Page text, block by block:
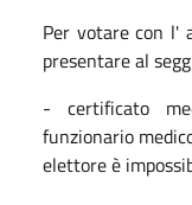
Per votare con l'
presentare al
- certificato
funzionario
elettore è